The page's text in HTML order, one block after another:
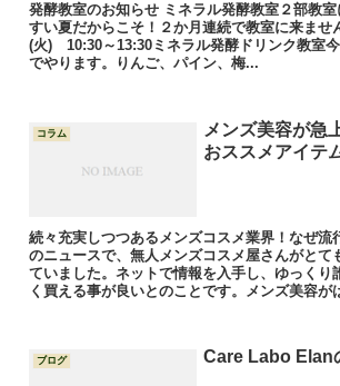
発酵教室のお知らせ ミネラル発酵教室２部教
すい夏だからこそ！２か月連続で教室に来ませ
(火) 10:30～13:30ミネラル発酵ドリンク教室
でやります。りんご、パイン、梅...
コラム
メンズ美容が急
おススメアイテ
続々充実しつつあるメンズコスメ業界！なぜ流
のニュースで、無人メンズコスメ屋さんがとて
ていました。ネットで情報を入手し、ゆっくり
く買える事が良いとのことです。メンズ美容が
ブログ Care Labo